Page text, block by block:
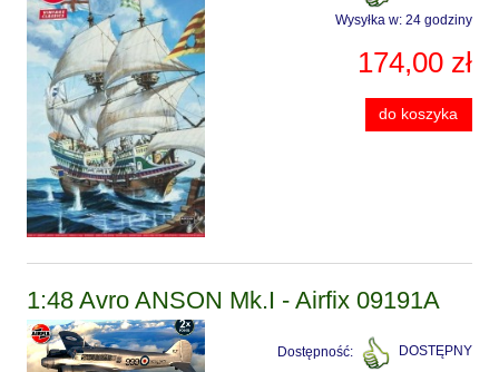
Wysyłka w: 24 godziny
174,00 zł
do koszyka
1:48 Avro ANSON Mk.I - Airfix 09191A
Dostępność:
DOSTĘPNY